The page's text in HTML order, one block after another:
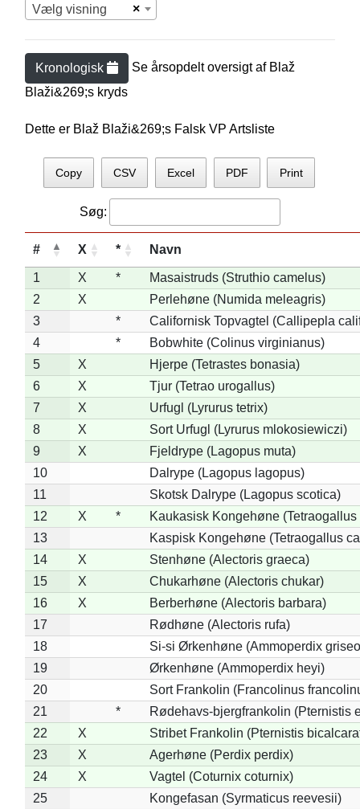
×
Vælg visning
Kronologisk Se årsopdelt oversigt af Blaž
Blaži&269;s kryds
Dette er Blaž Blaži&269;s Falsk VP Artsliste
Copy CSV Excel PDF Print
Søg:
# X * Navn
1 X *
Masaistruds (Struthio camelus)
2
X
Perlehøne (Numida meleagris)
3
*
Californisk Topvagtel (Callipepla
4
*
Bobwhite (Colinus virginianus)
5
X
Hjerpe (Tetrastes bonasia)
6
X
Tjur (Tetrao urogallus)
7
X
Urfugl (Lyrurus tetrix)
8
X
Sort Urfugl (Lyrurus mlokosiewiczi)
9
X
Fjeldrype (Lagopus muta)
10
Dalrype (Lagopus lagopus)
11
Skotsk Dalrype (Lagopus scotica)
12
X *
Kaukasisk Kongehøne
13
Kaspisk Kongehøne (Tetraogallus
14
X
Stenhøne (Alectoris graeca)
15
X
Chukarhøne (Alectoris chukar)
16
X
Berberhøne (Alectoris barbara)
17
Rødhøne (Alectoris rufa)
18
Si-si Ørkenhøne (Ammoperdix
19
Ørkenhøne (Ammoperdix heyi)
20
Sort Frankolin (Francolinus
21
*
Rødehavs-bjergfrankolin (Pternistis
22
X
Stribet Frankolin (Pternistis
23
X
Agerhøne (Perdix perdix)
24
X
Vagtel (Coturnix coturnix)
25
Kongefasan (Syrmaticus reevesii)